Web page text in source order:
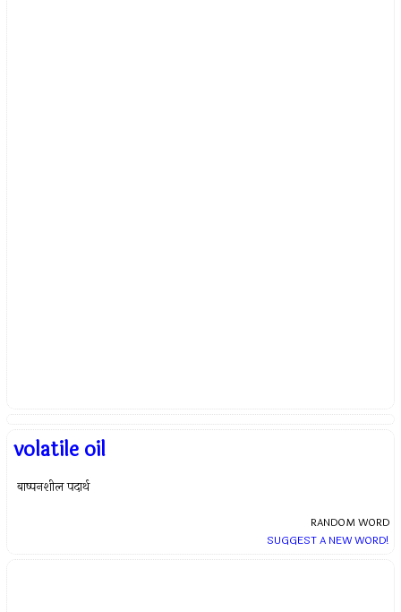
volatile oil
बाष्पनशील पदार्थ
RANDOM WORD
SUGGEST A NEW WORD!